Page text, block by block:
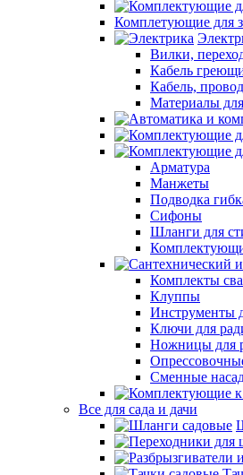
Комплетующие для
Вилки,
Кабель
Кабель,
Материалы
Арматура
Манжеты
Подводка
Сифоны
Шланги для
Комплекты
Клуппы
Инструменты
Ключи для
Ножницы для
Сменные
Все для сада и дачи